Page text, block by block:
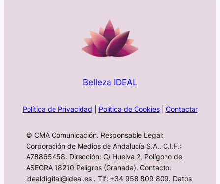
Belleza IDEAL
Política de Privacidad Política de Cookies| Contactar
© CMA Comunicación. Responsable Legal:
Corporación de Medios de Andalucía S.A.. C.I.F.:
A78865458. Dirección: C/ Huelva 2, Polígono de
ASEGRA 18210 Peligros (Granada). Contacto:
idealdigital@ideal.es . Tlf: +34 958 809 809. Datos